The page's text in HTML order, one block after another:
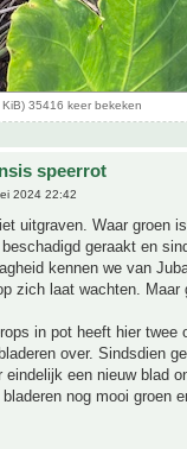
35416 keer bekeken
speerrot
2024 22:42
uitgraven. Waar groen
geraakt en
kennen we van
zich laat wachten. Maar
in pot heeft hier
over. Sindsdien
eindelijk een nieuw blad
nog mooi groen